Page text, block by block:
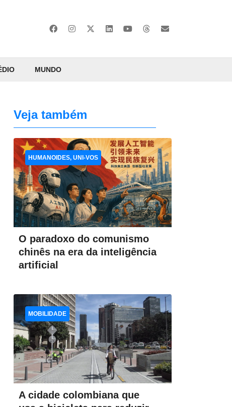
MUNDO
Veja também
O paradoxo do comunismo
chinês na era da inteligência
artificial
HUMANOIDES, UNI-VOS
A cidade colombiana que
MOBILIDADE